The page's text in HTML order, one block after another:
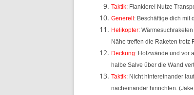
Taktik: Flankiere! Nutze
Generell : Beschäftige dich mit
Helikopter:
Nähe treffen die Raketen trotz
Deckung: Holzwände und vor
halbe Salve über die Wand
Taktik: Nicht hintereinander
nacheinander hinrichten.